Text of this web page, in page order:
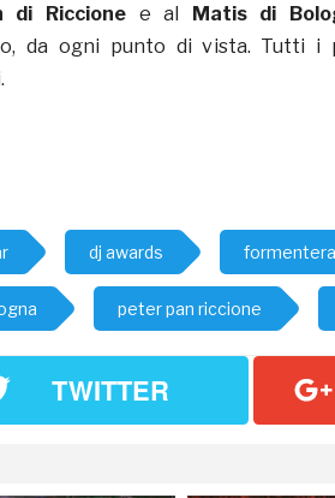
di Riccione e al Matis di
da ogni punto di vista. Tutti i
dj awards
peter pan riccione
TWITTER